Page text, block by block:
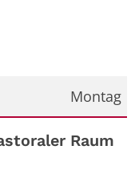
Montag
Raum